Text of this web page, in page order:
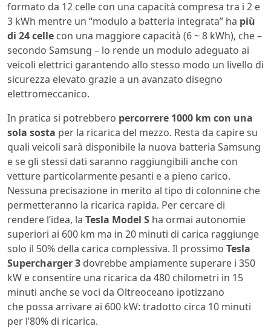
formato da 12 celle con una capacità compresa tra i 2 e
3 kWh mentre un “modulo a batteria integrata” ha più
di 24 celle con una maggiore capacità (6 ~ 8 kWh), che –
secondo Samsung – lo rende un modulo adeguato ai
veicoli elettrici garantendo allo stesso modo un livello di
sicurezza elevato grazie a un avanzato disegno
elettromeccanico.
In pratica si potrebbero percorrere 1000 km con una
sola sosta per la ricarica del mezzo. Resta da capire su
quali veicoli sarà disponibile la nuova batteria Samsung
e se gli stessi dati saranno raggiungibili anche con
vetture particolarmente pesanti e a pieno carico.
Nessuna precisazione in merito al tipo di colonnine che
permetteranno la ricarica rapida. Per cercare di
rendere l’idea, la Tesla Model S ha ormai autonomie
superiori ai 600 km ma in 20 minuti di carica raggiunge
solo il 50% della carica complessiva. Il prossimo Tesla
Supercharger 3 dovrebbe ampiamente superare i 350
kW e consentire una ricarica da 480 chilometri in 15
minuti anche se voci da Oltreoceano ipotizzano
che possa arrivare ai 600 kW: tradotto circa 10 minuti
per l’80% di ricarica.